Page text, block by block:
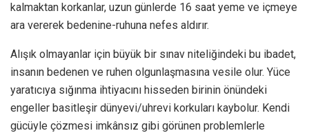
kalmaktan korkanlar, uzun günlerde 16 saat yeme ve içmeye
ara vererek bedenine-ruhuna nefes aldırır.
Alışık olmayanlar için büyük bir sınav niteliğindeki bu ibadet,
insanın bedenen ve ruhen olgunlaşmasına vesile olur. Yüce
yaratıcıya sığınma ihtiyacını hisseden birinin önündeki
engeller basitleşir dünyevi/uhrevi korkuları kaybolur. Kendi
gücüyle çözmesi imkânsız gibi görünen problemlerle